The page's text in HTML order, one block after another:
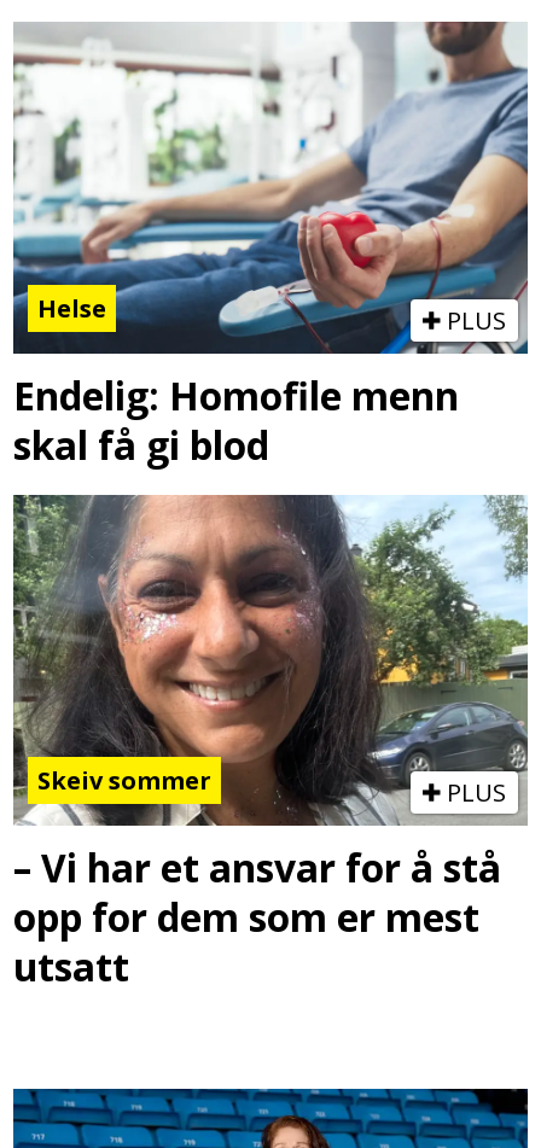
Helse PLUS
Endelig: Homofile menn
skal få gi blod
Skeiv sommer PLUS
– Vi har et ansvar for å stå
opp for dem som er mest
utsatt